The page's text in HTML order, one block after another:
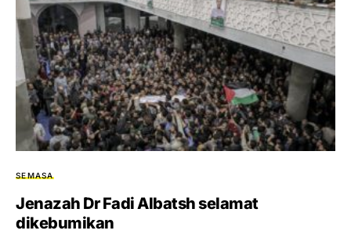
SEMASA
Jenazah Dr Fadi Albatsh selamat
dikebumikan